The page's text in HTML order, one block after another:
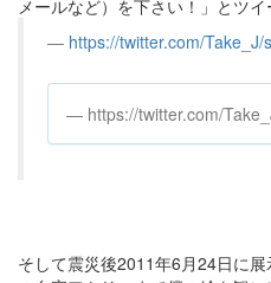
メールなど）を下さい！」とツイ
https://twitter.com/
https://twitter.com/
そして震災後2011年6月24日に